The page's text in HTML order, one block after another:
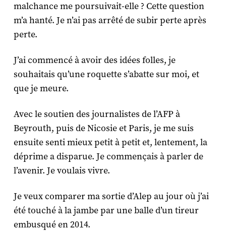
malchance me poursuivait-elle ? Cette question
m’a hanté. Je n’ai pas arrêté de subir perte après
perte.
J’ai commencé à avoir des idées folles, je
souhaitais qu’une roquette s’abatte sur moi, et
que je meure.
Avec le soutien des journalistes de l’AFP à
Beyrouth, puis de Nicosie et Paris, je me suis
ensuite senti mieux petit à petit et, lentement, la
déprime a disparue. Je commençais à parler de
l’avenir. Je voulais vivre.
Je veux comparer ma sortie d’Alep au jour où j’ai
été touché à la jambe par une balle d’un tireur
embusqué en 2014.